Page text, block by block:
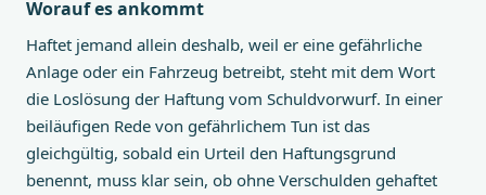
Worauf es ankommt
Haftet jemand allein deshalb, weil er eine gefährliche
Anlage oder ein Fahrzeug betreibt, steht mit dem Wort
die Loslösung der Haftung vom Schuldvorwurf. In einer
beiläufigen Rede von gefährlichem Tun ist das
gleichgültig, sobald ein Urteil den Haftungsgrund
benennt, muss klar sein, ob ohne Verschulden gehaftet